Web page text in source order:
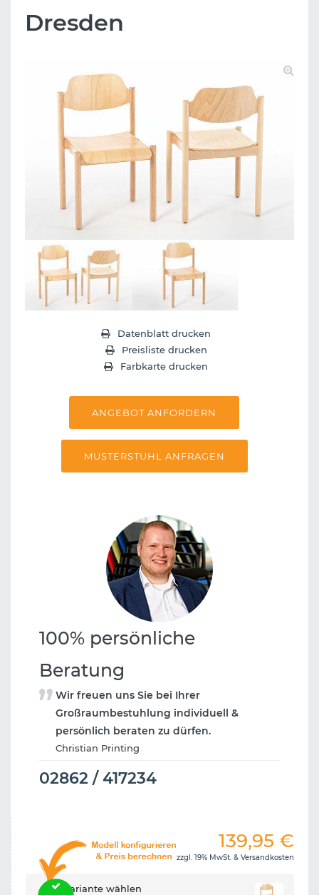
Dresden
Datenblatt drucken
Preisliste drucken
Farbkarte drucken
ANGEBOT ANFORDERN
MUSTERSTUHL ANFRAGEN
100% persönliche
Beratung
Wir freuen uns Sie bei Ihrer
Großraumbestuhlung individuell &
persönlich beraten zu dürfen.
Christian Printing
02862 / 417234
139,95 €
zzgl. 19% MwSt. & Versandkosten
Variante wählen